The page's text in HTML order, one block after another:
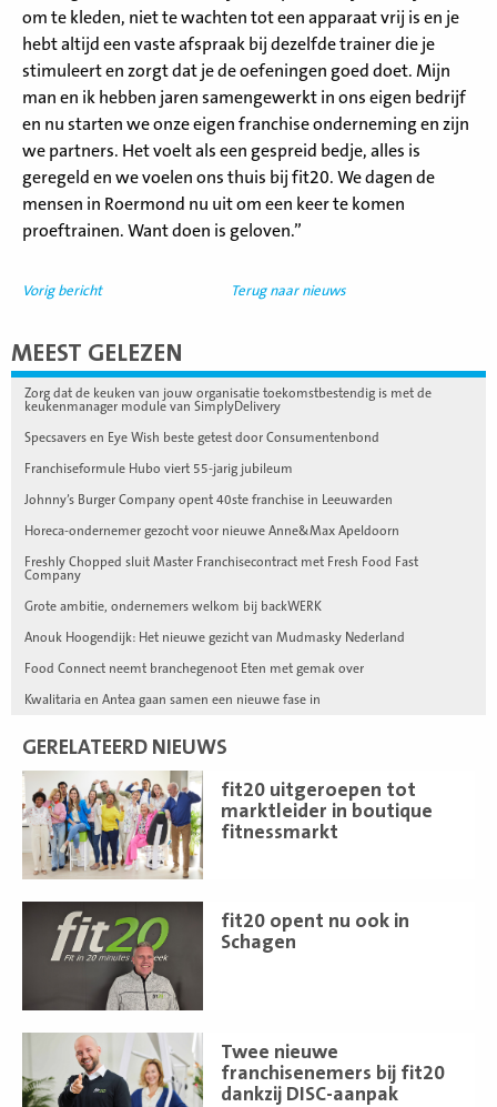
om te kleden, niet te wachten tot een apparaat vrij is en je
hebt altijd een vaste afspraak bij dezelfde trainer die je
stimuleert en zorgt dat je de oefeningen goed doet. Mijn
man en ik hebben jaren samengewerkt in ons eigen bedrijf
en nu starten we onze eigen franchise onderneming en zijn
we partners. Het voelt als een gespreid bedje, alles is
geregeld en we voelen ons thuis bij fit20. We dagen de
mensen in Roermond nu uit om een keer te komen
proeftrainen. Want doen is geloven.”
Vorig bericht Terug naar nieuws
MEEST GELEZEN
Zorg dat de keuken van jouw organisatie toekomstbestendig is met de
keukenmanager module van SimplyDelivery
Specsavers en Eye Wish beste getest door Consumentenbond
Franchiseformule Hubo viert 55-jarig jubileum
Johnny’s Burger Company opent 40ste franchise in Leeuwarden
Horeca-ondernemer gezocht voor nieuwe Anne&Max Apeldoorn
Freshly Chopped sluit Master Franchisecontract met Fresh Food Fast
Company
Grote ambitie, ondernemers welkom bij backWERK
Anouk Hoogendijk: Het nieuwe gezicht van Mudmasky Nederland
Food Connect neemt branchegenoot Eten met gemak over
Kwalitaria en Antea gaan samen een nieuwe fase in
GERELATEERD NIEUWS
fit20 uitgeroepen tot
marktleider in boutique
fitnessmarkt
Lees
meer
fit20 opent nu ook in
Schagen
meer
Twee nieuwe
franchisenemers bij fit20
dankzij DISC-aanpak
meer